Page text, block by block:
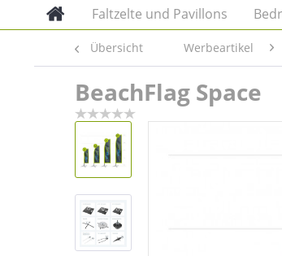
Faltzelte und Pavillons
Übersicht Werbeartikel
BeachFlag Space